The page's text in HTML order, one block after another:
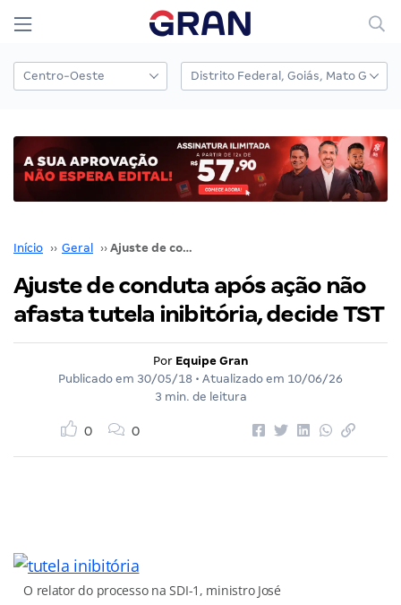
Início ›› Geral ›› Ajuste de conduta após ação não afasta tutela inibitória, decide TST
Ajuste de conduta após ação não
afasta tutela inibitória, decide TST
Por Equipe Gran
Publicado em 30/05/18 • Atualizado em 10/06/26
3 min. de leitura
0 0
O relator do processo na SDI-1, ministro José